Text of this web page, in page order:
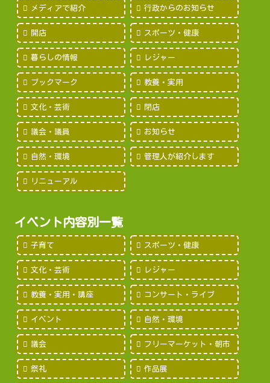
メディアで紹介 行政からのお知らせ
開店 スポーツ・健康
暮らしの情報 レジャー
ブックマーク 教養・実用
文化・芸術 閉店
議会・議員 お知らせ
自然・環境 管理人が紹介します
リニューアル
イベント内容別一覧
子育て スポーツ・健康
文化・芸術 レジャー
教養・実用・講座 コンサート・ライブ
イベント 自然・環境
議会 フリーマーケット・朝市
祭礼 作品展